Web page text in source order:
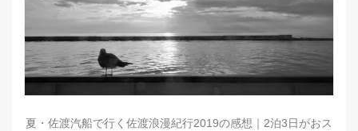
夏・佐渡汽船で行く佐渡浪漫紀行2019の感想｜2泊3日がおス